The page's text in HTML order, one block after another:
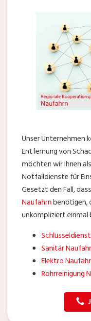
Unser Unternehmen
Entfernung von
möchten wir Ihnen
Notfalldienste für
Gesetzt den Fall,
Naufahrnbenötigen,
unkompliziert einmal
Sanitär
Elektro
Rohrreinigung